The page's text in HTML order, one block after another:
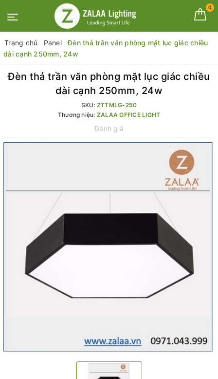
0
Trang chủ Panel
Đèn thả trần văn phòng mặt lục giác chiều
dài cạnh 250mm, 24w
Đèn thả trần văn phòng mặt lục giác chiều
dài cạnh 250mm, 24w
SKU: ZTTMLG-250
Thương hiệu: ZALAA OFFICE LIGHT
Đánh giá